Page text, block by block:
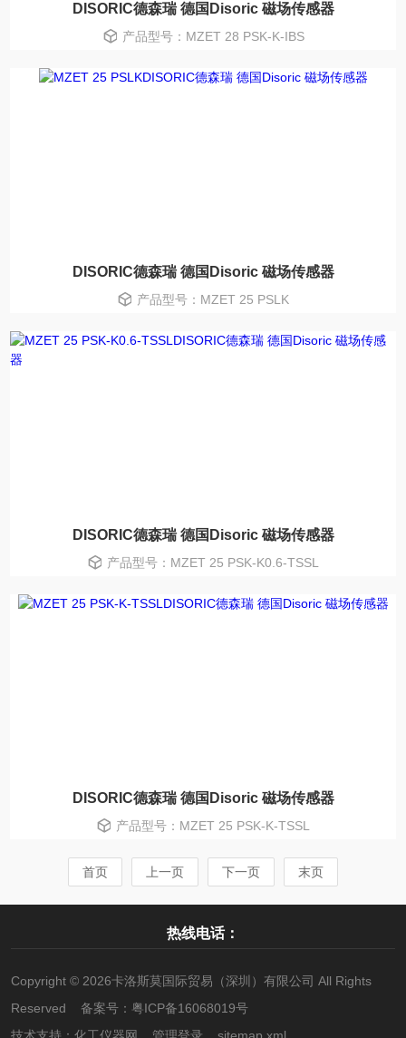
DISORIC德森瑞 德国Disoric 磁场传感器
产品型号：MZET 28 PSK-K-IBS
DISORIC德森瑞 德国Disoric 磁场传感器
产品型号：MZET 25 PSLK
DISORIC德森瑞 德国Disoric 磁场传感器
产品型号：MZET 25 PSK-K0.6-TSSL
DISORIC德森瑞 德国Disoric 磁场传感器
产品型号：MZET 25 PSK-K-TSSL
首页 上一页 下一页 末页
热线电话：
Copyright © 2026卡洛斯莫国际贸易（深圳）有限公司 All Rights
Reserved 备案号： 粤ICP备16068019号